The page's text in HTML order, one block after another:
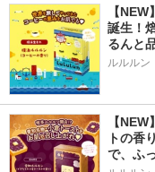
【
誕生！
るんと
ルルルン
【
トの香
で、ふ